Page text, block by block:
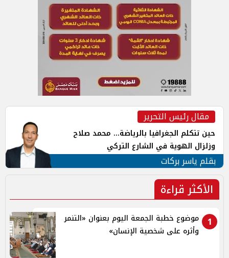
مقال رئيس التحرير
حين تتكلم الجغرافيا بالرياضة... محمد صلاح
وزلزال الهوية في الشارع التركي
بقلم ياسر بركات
الأكثر قراءة
1
موضوع خطبة الجمعة اليوم بعنوان «التنمر
وأثره على شخصية الإنسان»